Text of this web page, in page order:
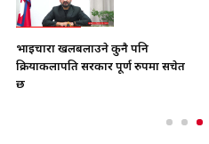
भाइचारा खलबलाउने कुनै पनि
क्रियाकलापप्रति सरकार पूर्ण रुपमा सचेत
छ